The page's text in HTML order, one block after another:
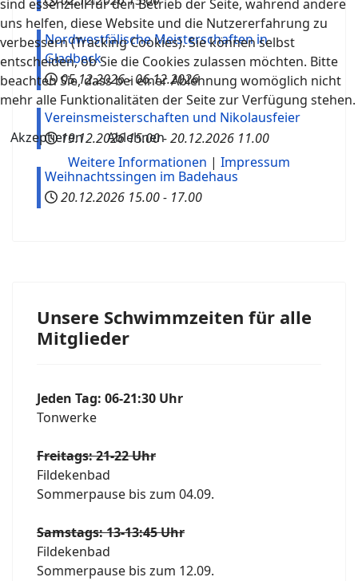
Nordwestfälische Meisterschaften in
Gladbeck
05.12.2026- 06.12.2026
Vereinsmeisterschaften und Nikolausfeier
19.12.202615.00-20.12.2026 11.00
Weihnachtssingen im Badehaus
20.12.2026 15.00- 17.00
Unsere Schwimmzeiten für alle
Mitglieder
Jeden Tag: 06-21:30 Uhr
Tonwerke
Freitags: 21-22 Uhr
Fildekenbad
Sommerpause bis zum 04.09.
Samstags: 13-13:45 Uhr
Fildekenbad
Sommerpause bis zum 12.09.
sind essenziell für den Betrieb der Seite, während andere
uns helfen, diese Website und die Nutzererfahrung zu
verbessern (Tracking Cookies). Sie können selbst
entscheiden, ob Sie die Cookies zulassen möchten. Bitte
beachten Sie, dass bei einer Ablehnung womöglich nicht
mehr alle Funktionalitäten der Seite zur Verfügung stehen.
Akzeptieren
Ablehnen
Weitere Informationen | Impressum